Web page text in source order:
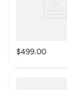
$499.00